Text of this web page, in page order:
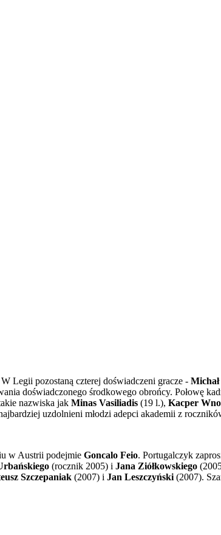
Legii pozostaną czterej doświadczeni gracze -
doświadczonego środkowego obrońcy. Połowę
nazwiska jak Minas Vasiliadis (19 l.), Kacper
uzdolnieni młodzi adepci akademii z
w Austrii podejmie Goncalo Feio. Portugalczyk
(rocznik 2005) i Jana Ziółkowskiego
Szczepaniak (2007) i Jan Leszczyński (2007).